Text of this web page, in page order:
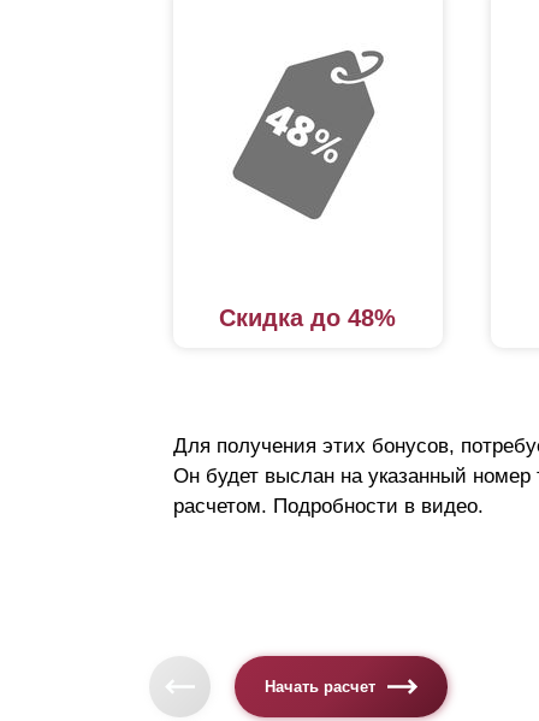
Скидка до 48%
Для получения этих бонусов,
Он будет выслан на указанный номер
расчетом. Подробности в видео.
Начать расчет